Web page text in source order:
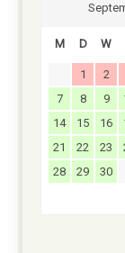
M D W
1 2
7
8 9
14
15 16
21
22 23
28
29 30